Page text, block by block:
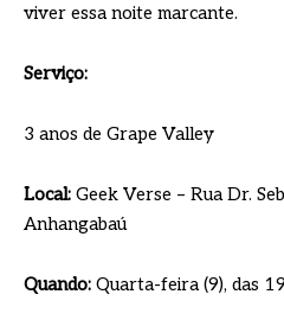
viver essa noite marcante.
Serviço:
3 anos de Grape Valley
Local: Geek Verse – Rua Dr.
Anhangabaú
Quando: Quarta-feira (9), das